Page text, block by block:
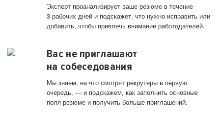
Эксперт проанализирует ваше резюме в течение
3 рабочих дней и подскажет, что нужно исправить или
добавить, чтобы привлечь внимание работодателей.
Вас не приглашают
на собеседования
Мы знаем, на что смотрят рекрутеры в первую
очередь, — и подскажем, как заполнить основные
поля резюме и получить больше приглашений.